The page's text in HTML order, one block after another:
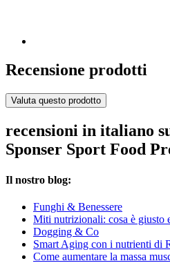
Recensione prodotti
Valuta questo prodotto
recensioni in italiano
Sponser Sport Food
Il nostro blog:
Funghi & Benessere
Miti nutrizionali: cosa è giusto
Dogging & Co
Smart Aging con i nutrienti di
Come aumentare la massa